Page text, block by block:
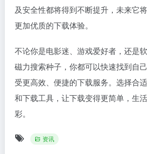
及安全性都将得到不断提升，未来它
更加优质的下载体验。
不论你是电影迷、游戏爱好者，还是
磁力搜索种子，你都可以快速找到自
受更高效、便捷的下载服务。选择合
和下载工具，让下载变得更简单，生
彩。
资讯